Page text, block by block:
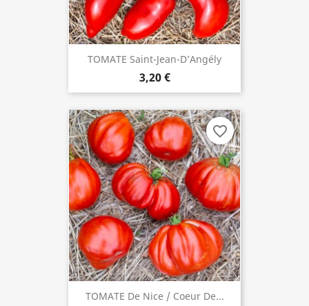
TOMATE Saint-Jean-D’Angély
3,20 €
TOMATE De Nice / Coeur De...
favorite_border